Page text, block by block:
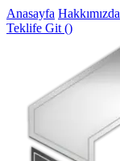
Anasayfa Hakkımızda
Teklife Git ()